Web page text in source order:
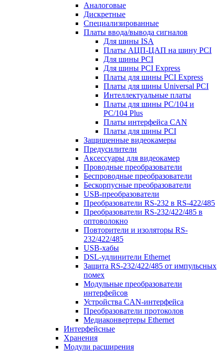
Аналоговые
Дискретные
Специализированные
Платы ввода/вывода сигналов
Для шины ISA
Платы АЦП-ЦАП на шину PCI
Для шины PCI
Для шины PCI Express
Платы для шины PCI Express
Платы для шины Universal PCI
Интеллектуальные платы
Платы для шины PC/104 и
PC/104 Plus
Платы интерфейса CAN
Платы для шины PCI
Защищенные видеокамеры
Предусилители
Аксессуары для видеокамер
Проводные преобразователи
Беспроводные преобразователи
Бескорпусные преобразователи
USB-преобразователи
Преобразователи RS-232 в RS-422/485
Преобразователи RS-232/422/485 в
оптоволокно
Повторители и изоляторы RS-
232/422/485
USB-хабы
DSL-удлинители Ethernet
Защита RS-232/422/485 от импульсных
помех
Модульные преобразователи
интерфейсов
Устройства CAN-интерфейса
Преобразователи протоколов
Медиаконвертеры Ethernet
Интерфейсные
Хранения
Модули расширения